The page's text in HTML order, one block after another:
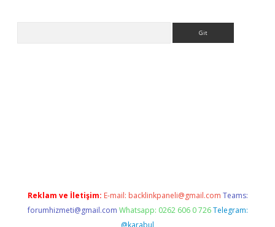
Reklam ve İletişim: E-mail: backlinkpaneli@gmail.com Teams:
forumhizmeti@gmail.com Whatsapp: 0262 606 0 726 Telegram:
@karabul